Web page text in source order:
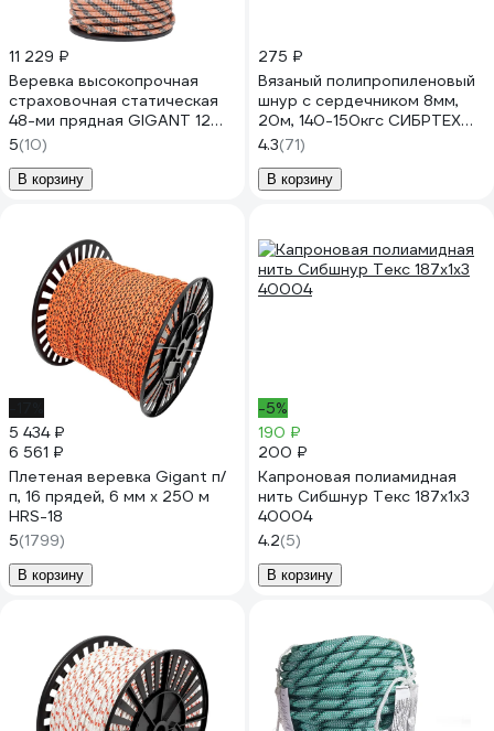
11 229 ₽
Веревка высокопрочная
страховочная статическая
48-ми прядная GIGANT 12
мм 100 м SRG-02
5(10)
В корзину
275 ₽
Вязаный полипропиленовый
шнур с сердечником 8мм,
20м, 140-150кгс СИБРТЕХ
Радуга Россия 93955
4.3(71)
В корзину
5 434 ₽
6 561 ₽
Плетеная веревка Gigant п/
п, 16 прядей, 6 мм х 250 м
HRS-18
5(1799)
В корзину
-5%
190 ₽
200 ₽
Капроновая полиамидная
нить Сибшнур Текс 187x1x3
40004
4.2(5)
В корзину